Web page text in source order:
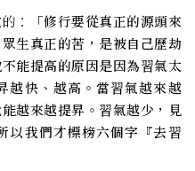
：
「修行要從真正的源頭來
生真正的苦，是被自己歷劫
能提高的原因是因為習氣太
越快、越高。當習氣越來越
越來越提昇。習氣越少，見
以我們才標榜六個字『去習